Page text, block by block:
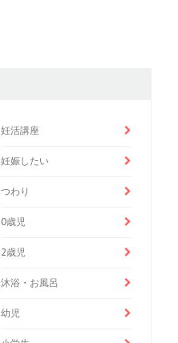
妊活講座
妊娠したい
つわり
0歳児
2歳児
沐浴・お風呂
幼児